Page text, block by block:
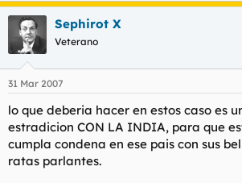
Sephirot X
Veterano
31 Mar 2007
lo que deberia hacer en estos caso es
estradicion CON LA INDIA, para que
cumpla condena en ese pais con sus
ratas parlantes.